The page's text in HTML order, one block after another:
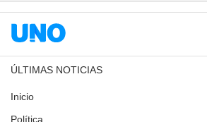
ÚLTIMAS NOTICIAS
Inicio
Política